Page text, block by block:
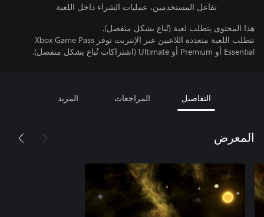
تفاعل المستخدمين، عمليات الشراء داخل اللعبة
هذا المحتوى يتطلب لعبة (تُباع بشكل منفصل).
تتطلب اللعبة متعددة اللاعبين عبر الإنترنت توفر Xbox Game Pass
Essential أو Premium أو Ultimate (اشتراكات تُباع بشكل منفصل).
التفاصيل المراجعات المزيد
المعرض